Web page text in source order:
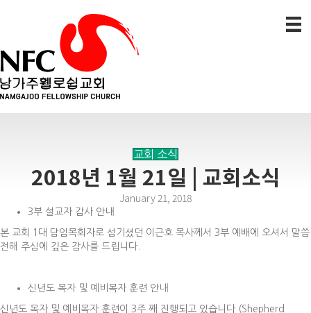
교회 소식
2018년 1월 21일 | 교회소식
January 21, 2018
3부 설교자 감사 안내
본 교회 1대 담임목회자로 섬기셨던 이근호 목사께서 3부 예배에 오셔서 말씀
전해 주심에 깊은 감사를 드립니다.
신년도 목자 및 예비목자 훈련 안내
신년도 목자 및 예비목자 훈련이 3주 째 진행되고 있습니다 (Shepherd